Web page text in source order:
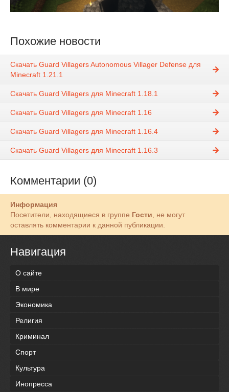
Похожие новости
Скачать Guard Villagers Autonomous Villager Defense для
Minecraft 1.21.1
Скачать Guard Villagers для Minecraft 1.18.1
Скачать Guard Villagers для Minecraft 1.16
Скачать Guard Villagers для Minecraft 1.16.4
Скачать Guard Villagers для Minecraft 1.16.3
Комментарии (0)
Информация
Посетители, находящиеся в группе Гости , не могут
оставлять комментарии к данной публикации.
Навигация
О сайте
В мире
Экономика
Религия
Криминал
Спорт
Культура
Инопресса